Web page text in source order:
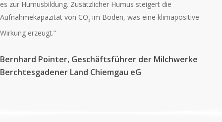
es zur Humusbildung. Zusätzlicher Humus steigert die
Aufnahmekapazität von CO 2 im Boden, was eine klimapositive
Wirkung erzeugt.”
Bernhard Pointer, Geschäftsführer der Milchwerke
Berchtesgadener Land Chiemgau eG